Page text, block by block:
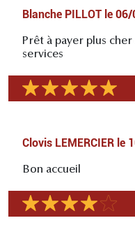
Blanche PILLOT le 06/
Prêt à payer plus
services
Clovis LEMERCIER le
Bon accueil